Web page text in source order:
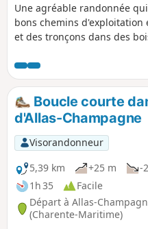
Une agréable randonnée
bons chemins d'exploitation
et des tronçons dans des
du calme de ce secteur.
Boucle courte
d'Allas-Champagne
Visorandonneur
5,39 km
+25 m
-
1h 35
Facile
Départ à Allas-
(Charente-Maritime)